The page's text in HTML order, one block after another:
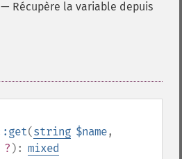
— Récupère la variable depuis
(string $name,
? ): mixed